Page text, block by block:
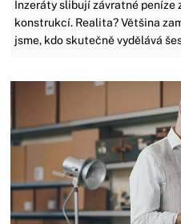
Inzeráty slibují závratné peníze
konstrukcí. Realita? Většina
jsme, kdo skutečně vydělává